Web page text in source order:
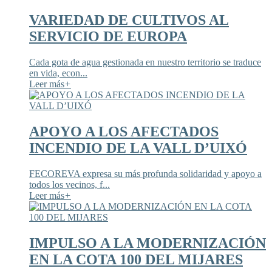
VARIEDAD DE CULTIVOS AL
SERVICIO DE EUROPA
Cada gota de agua gestionada en nuestro territorio se traduce
en vida, econ...
Leer más+
APOYO A LOS AFECTADOS
INCENDIO DE LA VALL D’UIXÓ
FECOREVA expresa su más profunda solidaridad y apoyo a
todos los vecinos, f...
Leer más+
IMPULSO A LA MODERNIZACIÓN
EN LA COTA 100 DEL MIJARES